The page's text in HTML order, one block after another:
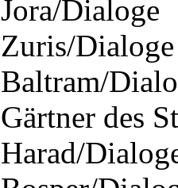
Jora/Dialoge
Zuris/Dialoge
Baltram/
Gärtner des
Harad/